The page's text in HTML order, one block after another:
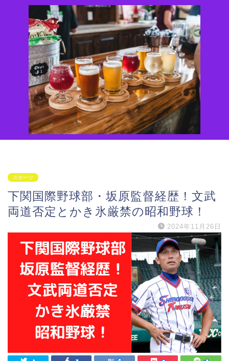
スポーツ
下関国際野球部・坂原監督経歴！文武
両道否定とかき氷厳禁の昭和野球！
2024年11月26日